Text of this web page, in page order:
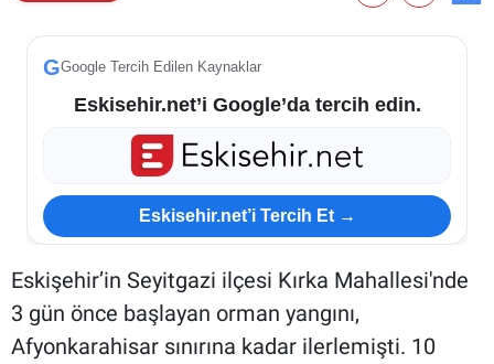
GGoogle Tercih Edilen Kaynaklar
Eskisehir.net’i Google’da tercih edin.
Eskisehir.net’i Tercih Et →
Eskişehir’in Seyitgazi ilçesi Kırka Mahallesi'nde
3 gün önce başlayan orman yangını,
Afyonkarahisar sınırına kadar ilerlemişti. 10